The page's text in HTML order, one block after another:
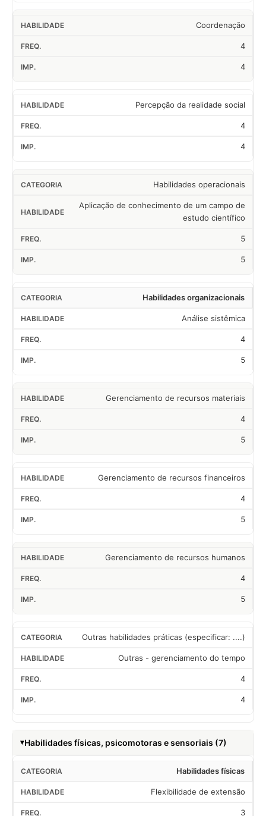
Coordenação
4
4
Percepção da realidade social
4
4
Habilidades operacionais
Aplicação de conhecimento de um campo de
estudo científico
5
5
Habilidades organizacionais
Análise sistêmica
4
5
Gerenciamento de recursos materiais
4
5
Gerenciamento de recursos financeiros
4
5
Gerenciamento de recursos humanos
4
5
Outras habilidades práticas (especificar: ....)
Outras - gerenciamento do tempo
4
4
Habilidades físicas, psicomotoras e sensoriais (7)
Habilidades físicas
Flexibilidade de extensão
3